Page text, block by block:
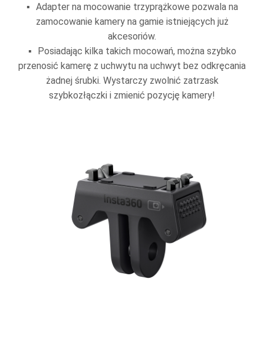
Adapter na mocowanie trzyprążkowe pozwala na
zamocowanie kamery na gamie istniejących już
akcesoriów.
Posiadając kilka takich mocowań, można szybko
przenosić kamerę z uchwytu na uchwyt bez odkręcania
żadnej śrubki. Wystarczy zwolnić zatrzask
szybkozłączki i zmienić pozycję kamery!